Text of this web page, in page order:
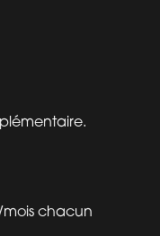
mois chacun